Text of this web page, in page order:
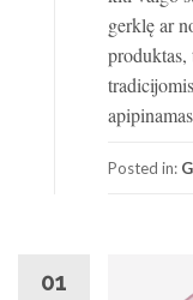
gerklę ar
Posted in:
01